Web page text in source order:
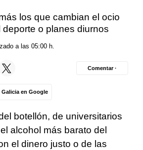
los que cambian el ocio
deporte o planes diurnos
a las 05:00 h.
Galicia en Google
Comentar ·
botellón, de universitarios
alcohol más barato del
el dinero justo o de las